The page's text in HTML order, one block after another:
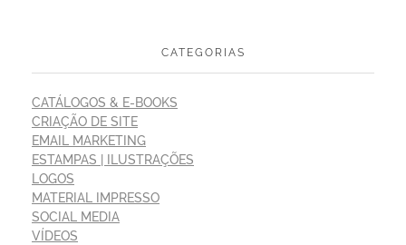
CATEGORIAS
CATÁLOGOS & E-BOOKS
CRIAÇÃO DE SITE
EMAIL MARKETING
ESTAMPAS | ILUSTRAÇÕES
LOGOS
MATERIAL IMPRESSO
SOCIAL MEDIA
VÍDEOS